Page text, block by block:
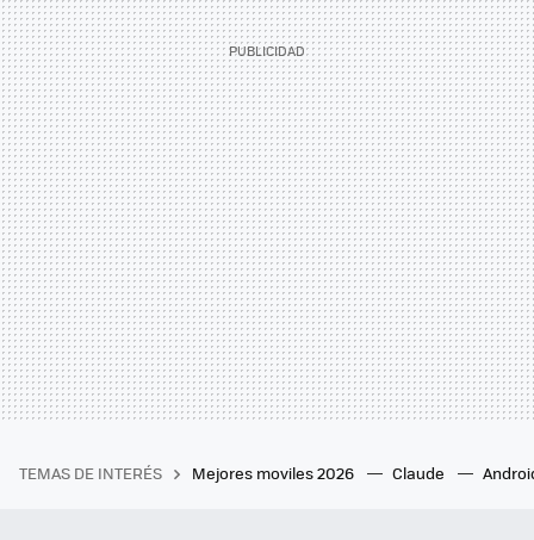
TEMAS DE INTERÉS Mejores moviles 2026 Claude